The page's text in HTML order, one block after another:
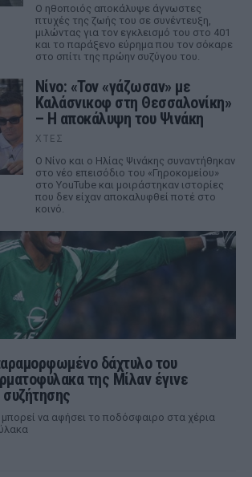
Ο ηθοποιός αποκάλυψε άγνωστες
πτυχές της ζωής του σε συνέντευξη,
μιλώντας για τον εγκλεισμό του στο 401
και το παράξενο εύρημα που τον σόκαρε
στο σπίτι της πρώην συζύγου του.
Νίνο: «Τον «γάζωσαν» με
Καλάσνικοφ στη Θεσσαλονίκη»
– Η αποκάλυψη του Ψινάκη
ΧΤΕΣ
Ο Νίνο και ο Ηλίας Ψινάκης συναντήθηκαν
στο νέο επεισόδιο του «Γηροκομείου»
στο YouTube και μοιράστηκαν ιστορίες
που δεν είχαν αποκαλυφθεί ποτέ στο
κοινό.
δάχτυλο του
της Μίλαν έγινε
συζήτησης
να αφήσει το ποδόσφαιρο στα χέρια